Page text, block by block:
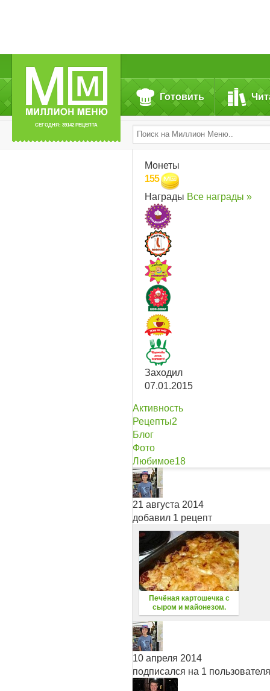
СЕГОДНЯ: 39142 РЕЦЕПТА
Готовить
Монеты
155
Награды Все награды »
Заходил
07.01.2015
Активность
Рецепты2
Блог
Фото
Любимое18
21 августа 2014
добавил 1 рецепт
Печёная картошечка с
сыром и майонезом.
10 апреля 2014
подписался на 1 пользователя